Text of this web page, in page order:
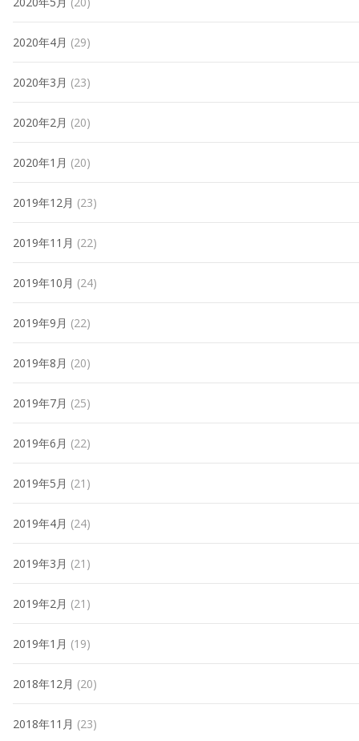
2020年4月 (29)
2020年3月 (23)
2020年2月 (20)
2020年1月 (20)
2019年12月 (23)
2019年11月 (22)
2019年10月 (24)
2019年9月 (22)
2019年8月 (20)
2019年7月 (25)
2019年6月 (22)
2019年5月 (21)
2019年4月 (24)
2019年3月 (21)
2019年2月 (21)
2019年1月 (19)
2018年12月 (20)
2018年11月 (23)